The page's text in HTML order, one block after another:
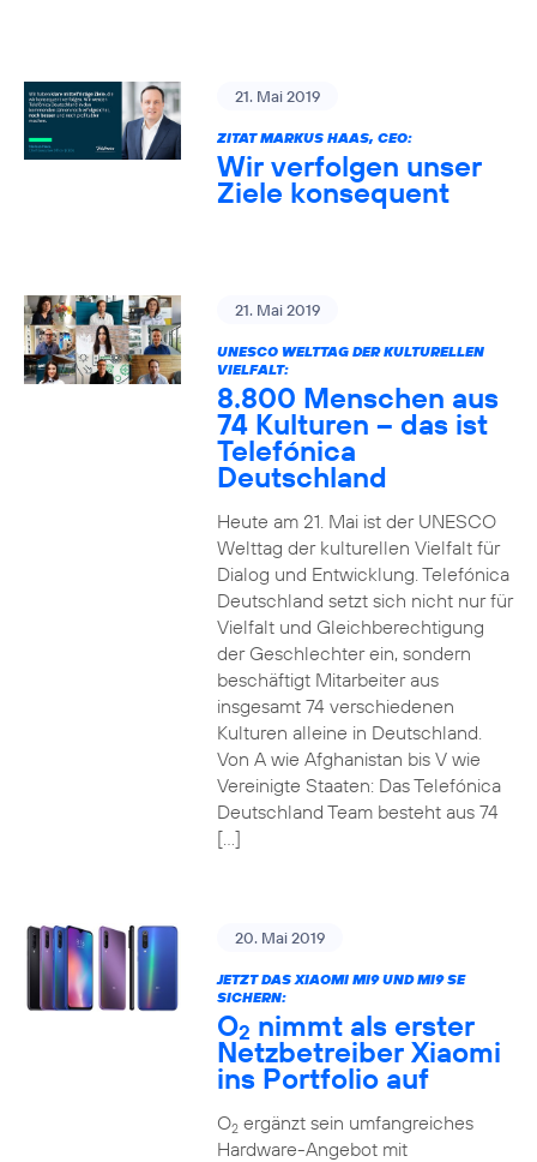
21. Mai 2019
ZITAT MARKUS HAAS, CEO:
Wir verfolgen unser
Ziele konsequent
21. Mai 2019
UNESCO WELTTAG DER KULTURELLEN
VIELFALT:
8.800 Menschen aus
74 Kulturen – das ist
Telefónica
Deutschland
Heute am 21. Mai ist der UNESCO
Welttag der kulturellen Vielfalt für
Dialog und Entwicklung. Telefónica
Deutschland setzt sich nicht nur für
Vielfalt und Gleichberechtigung
der Geschlechter ein, sondern
beschäftigt Mitarbeiter aus
insgesamt 74 verschiedenen
Kulturen alleine in Deutschland.
Von A wie Afghanistan bis V wie
Vereinigte Staaten: Das Telefónica
Deutschland Team besteht aus 74
[…]
20. Mai 2019
JETZT DAS XIAOMI MI9 UND MI9 SE
SICHERN:
O2 nimmt als erster
Netzbetreiber Xiaomi
ins Portfolio auf
O2ergänzt sein umfangreiches
Hardware-Angebot mit